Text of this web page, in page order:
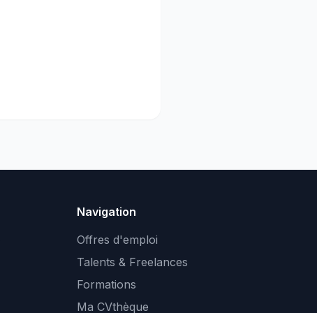
Navigation
Offres d'emploi
Talents & Freelances
Formations
Ma CVthèque